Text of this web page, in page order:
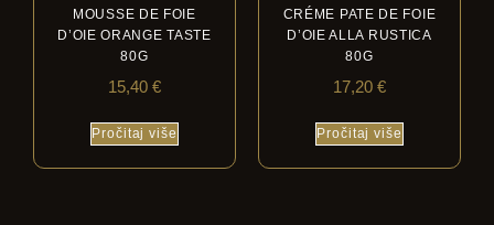
MOUSSE DE FOIE
D’OIE ORANGE TASTE
80G
15,40 €
Pročitaj više
CRÉME PATE DE FOIE
D’OIE ALLA RUSTICA
80G
17,20 €
Pročitaj više